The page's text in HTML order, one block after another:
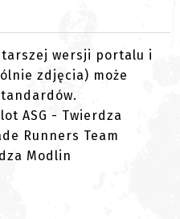
wersji portalu i
zdjęcia) może
ASG - Twierdza
Runners Team
Modlin